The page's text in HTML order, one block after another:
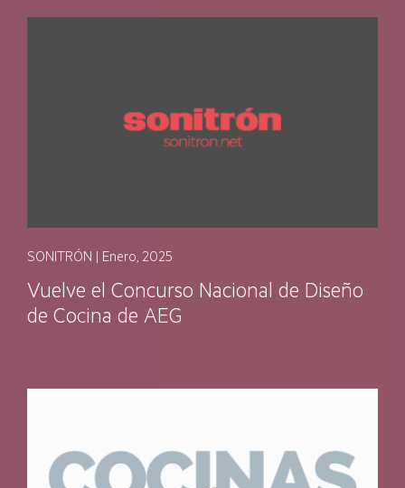
SONITRÓN | Enero, 2025
Vuelve el Concurso Nacional de Diseño
de Cocina de AEG